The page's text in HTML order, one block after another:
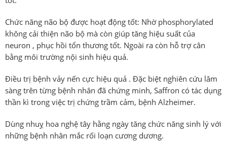
Chức năng não bộ được hoạt động tốt: Nhờ phosphorylated
không cải thiện não bộ mà còn giúp tăng hiệu suất của
neuron , phục hồi tổn thương tốt. Ngoài ra còn hỗ trợ cân
bằng môi trường nội sinh hiệu quả.
Điều trị bệnh vảy nến cực hiệu quả . Đặc biệt nghiên cứu lâm
sàng trên từng bệnh nhân đã chứng minh, Saffron có tác dụng
thần kì trong việc trị chứng trầm cảm, bệnh Alzheimer.
Dùng nhuỵ hoa nghệ tây hằng ngày tăng chức năng sinh lý với
những bệnh nhân mắc rối loạn cương dương.